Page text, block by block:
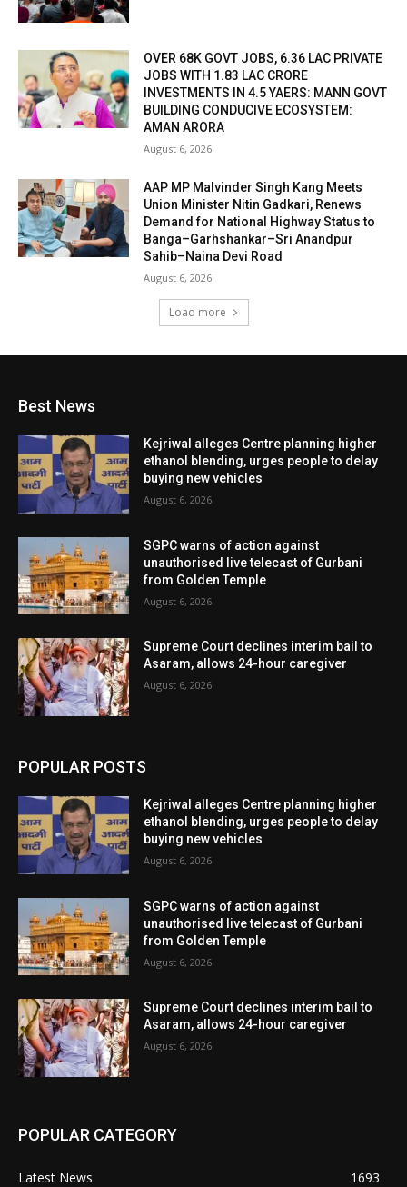
OVER 68K GOVT JOBS, 6.36 LAC PRIVATE
JOBS WITH 1.83 LAC CRORE
INVESTMENTS IN 4.5 YAERS: MANN GOVT
BUILDING CONDUCIVE ECOSYSTEM:
AMAN ARORA
August 6, 2026
AAP MP Malvinder Singh Kang Meets
Union Minister Nitin Gadkari, Renews
Demand for National Highway Status to
Banga–Garhshankar–Sri Anandpur
Sahib–Naina Devi Road
August 6, 2026
Load more
Best News
Kejriwal alleges Centre planning higher
ethanol blending, urges people to delay
buying new vehicles
August 6, 2026
SGPC warns of action against
unauthorised live telecast of Gurbani
from Golden Temple
August 6, 2026
Supreme Court declines interim bail to
Asaram, allows 24-hour caregiver
August 6, 2026
POPULAR POSTS
Kejriwal alleges Centre planning higher
ethanol blending, urges people to delay
buying new vehicles
August 6, 2026
SGPC warns of action against
unauthorised live telecast of Gurbani
from Golden Temple
August 6, 2026
Supreme Court declines interim bail to
Asaram, allows 24-hour caregiver
August 6, 2026
POPULAR CATEGORY
Latest News
1693